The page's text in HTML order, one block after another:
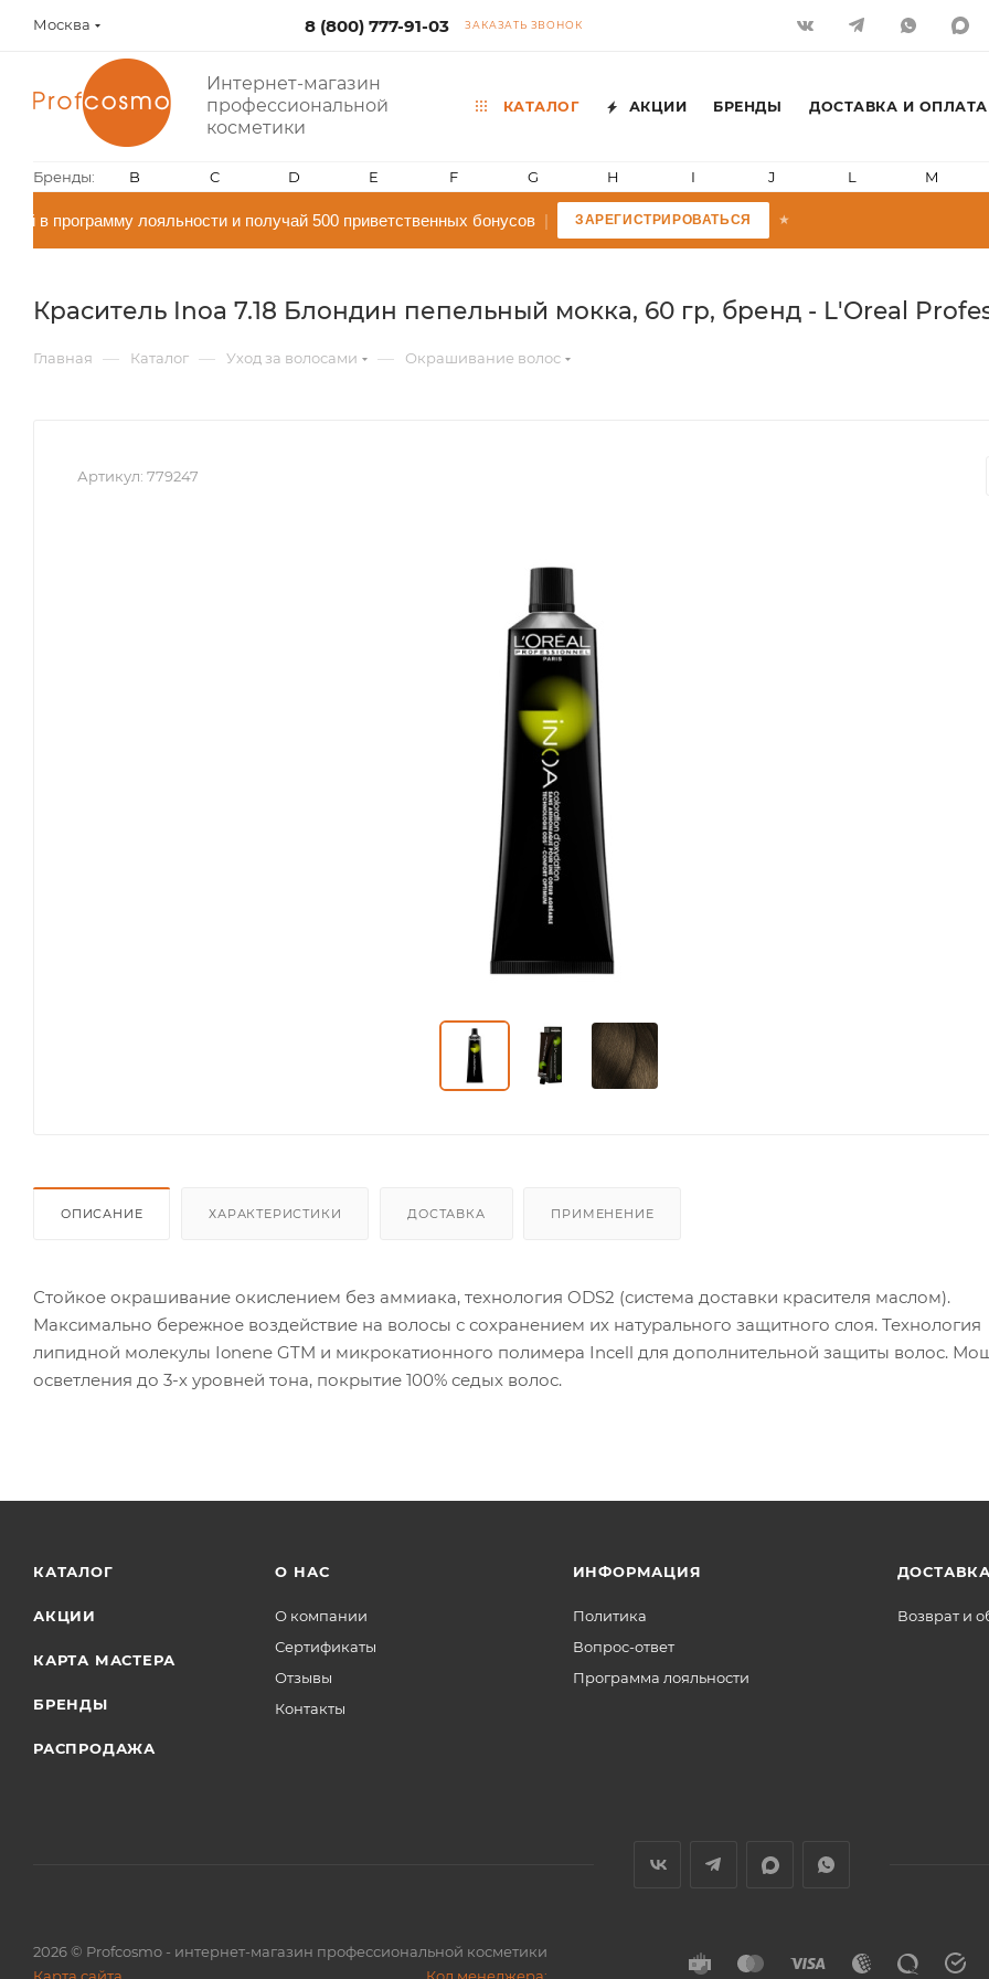
Москва 8 (800) 777-91-03 ЗАКАЗАТЬ ЗВОНОК
Интернет-магазин
профессиональной
косметики
КАТАЛОГ АКЦИИ БРЕНДЫ ДОСТАВКА И ОПЛАТА
Бренды: B C D E F G H I J L M
в программу лояльности и получай 500 приветственных бонусов| ЗАРЕГИСТРИРОВАТЬСЯ
Краситель Inoa 7.18 Блондин пепельный мокка, 60 гр, бренд - L'Oreal
Главная — Каталог — Уход за волосами — Окрашивание волос
Артикул: 779247
ОПИСАНИЕ ХАРАКТЕРИСТИКИ ДОСТАВКА ПРИМЕНЕНИЕ
Стойкое окрашивание окислением без аммиака, технология ODS2 (система доставки красителя маслом).
Максимально бережное воздействие на волосы с сохранением их натурального защитного слоя. Технология
липидной молекулы Ionene GTM и микрокатионного полимера Incell для дополнительной защиты волос.
осветления до 3-х уровней тона, покрытие 100% седых волос.
КАТАЛОГ
АКЦИИ
КАРТА МАСТЕРА
БРЕНДЫ
РАСПРОДАЖА
О НАС
О компании
Сертификаты
Отзывы
Контакты
ИНФОРМАЦИЯ
Политика
Вопрос-ответ
Программа лояльности
Возврат и
2026© Profcosmo - интернет-магазин профессиональной косметики